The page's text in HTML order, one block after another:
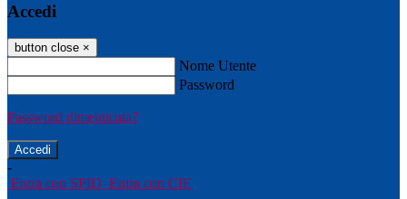
Accedi
button close ×
Nome Utente
Password
Password dimenticata?
-
Entra con SPID Entra con CIE